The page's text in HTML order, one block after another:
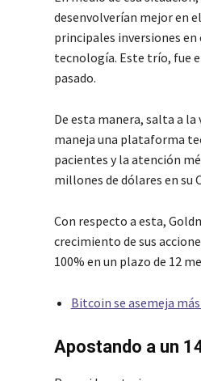
desenvolverían mejor en
principales inversiones en
tecnología. Este trío, fue
pasado.
De esta manera, salta a la
maneja una plataforma
pacientes y la atención
millones de dólares en su
Con respecto a esta,
crecimiento de sus
100% en un plazo de 12
Bitcoin se asemeja
Apostando a un